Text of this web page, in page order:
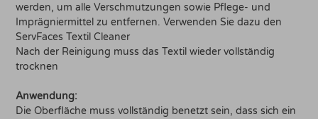
werden, um alle Verschmutzungen sowie Pflege- und
Imprägniermittel zu entfernen. Verwenden Sie dazu den
ServFaces Textil Cleaner
Nach der Reinigung muss das Textil wieder vollständig
trocknen
Anwendung:
Die Oberfläche muss vollständig benetzt sein, dass sich ein